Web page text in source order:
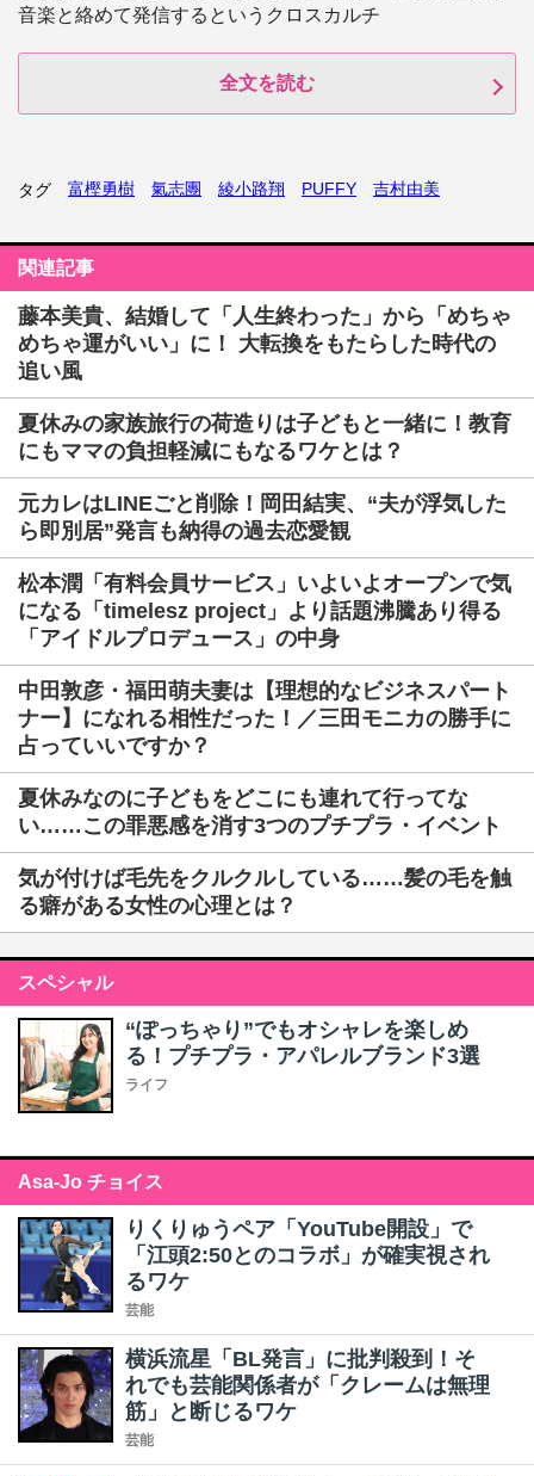
音楽と絡めて発信するというクロスカルチ
全文を読む
タグ 富樫勇樹 氣志團 綾小路翔 PUFFY 吉村由美
関連記事
藤本美貴、結婚して「人生終わった」から「めちゃ
めちゃ運がいい」に！ 大転換をもたらした時代の
追い風
夏休みの家族旅行の荷造りは子どもと一緒に！教育
にもママの負担軽減にもなるワケとは？
元カレはLINEごと削除！岡田結実、“夫が浮気した
ら即別居”発言も納得の過去恋愛観
松本潤「有料会員サービス」いよいよオープンで気
になる「timelesz project」より話題沸騰あり得る
「アイドルプロデュース」の中身
中田敦彦・福田萌夫妻は【理想的なビジネスパート
ナー】になれる相性だった！／三田モニカの勝手に
占っていいですか？
夏休みなのに子どもをどこにも連れて行ってな
い……この罪悪感を消す3つのプチプラ・イベント
気が付けば毛先をクルクルしている……髪の毛を触
る癖がある女性の心理とは？
スペシャル
“ぽっちゃり”でもオシャレを楽しめ
る！プチプラ・アパレルブランド3選
ライフ
Asa-Jo チョイス
りくりゅうペア「YouTube開設」で
「江頭2:50とのコラボ」が確実視され
るワケ
芸能
横浜流星「BL発言」に批判殺到！そ
れでも芸能関係者が「クレームは無理
筋」と断じるワケ
芸能